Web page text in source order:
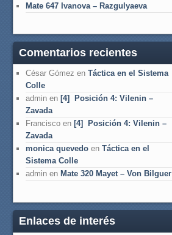
Mate 647 Ivanova – Razgulyaeva
Comentarios recientes
César Gómez en Táctica en el Sistema
Colle
admin en [4] Posición 4: Vilenin –
Zavada
Francisco en [4] Posición 4: Vilenin –
Zavada
monica quevedo en Táctica en el
Sistema Colle
admin en Mate 320 Mayet – Von Bilguer
Enlaces de interés